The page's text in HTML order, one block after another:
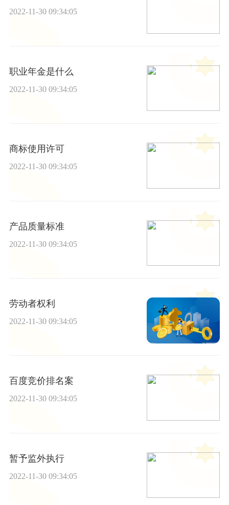
2022-11-30 09:34:05
职业年金是什么
2022-11-30 09:34:05
商标使用许可
2022-11-30 09:34:05
产品质量标准
2022-11-30 09:34:05
劳动者权利
2022-11-30 09:34:05
百度竞价排名案
2022-11-30 09:34:05
暂予监外执行
2022-11-30 09:34:05